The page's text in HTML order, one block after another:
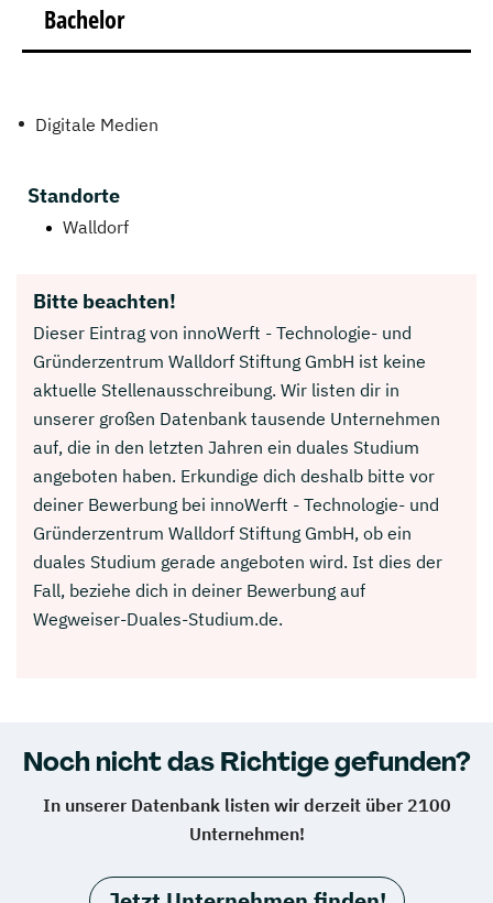
Bachelor
Digitale Medien
Standorte
Walldorf
Bitte beachten!
Dieser Eintrag von innoWerft - Technologie- und
Gründerzentrum Walldorf Stiftung GmbH ist keine
aktuelle Stellenausschreibung. Wir listen dir in
unserer großen Datenbank tausende Unternehmen
auf, die in den letzten Jahren ein duales Studium
angeboten haben. Erkundige dich deshalb bitte vor
deiner Bewerbung bei innoWerft - Technologie- und
Gründerzentrum Walldorf Stiftung GmbH, ob ein
duales Studium gerade angeboten wird. Ist dies der
Fall, beziehe dich in deiner Bewerbung auf
Wegweiser-Duales-Studium.de.
Noch nicht das Richtige gefunden?
In unserer Datenbank listen wir derzeit über 2100
Unternehmen!